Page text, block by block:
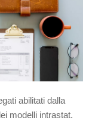
abilitati dalla
modelli intrastat.